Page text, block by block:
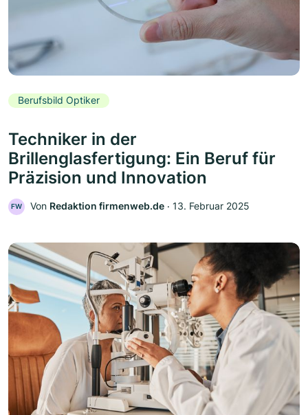
Berufsbild Optiker
Techniker in der
Brillenglasfertigung: Ein Beruf für
Präzision und Innovation
FW Von Redaktion firmenweb.de ‧ 13. Februar 2025